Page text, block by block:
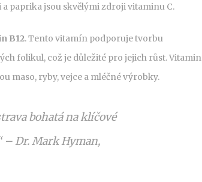
paprika jsou skvělými zdroji vitaminu C.
B12. Tento vitamín podporuje tvorbu
folikul, což je důležité pro jejich růst. Vitamin
maso, ryby, vejce a mléčné výrobky.
bohatá na klíčové
– Dr. Mark Hyman,